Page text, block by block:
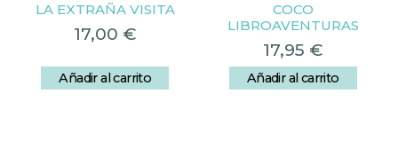
LA EXTRAÑA VISITA
17,00 €
Añadir al carrito
COCO
LIBROAVENTURAS
17,95 €
Añadir al carrito